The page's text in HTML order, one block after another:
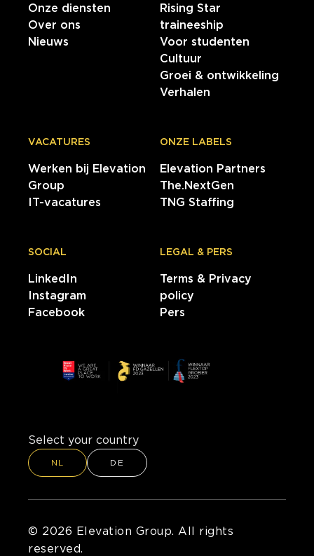
Onze diensten
Over ons
Nieuws
Rising Star
traineeship
Voor studenten
Cultuur
Groei & ontwikkeling
Verhalen
VACATURES
Werken bij Elevation
Group
IT-vacatures
ONZE LABELS
Elevation Partners
The.NextGen
TNG Staffing
SOCIAL
LinkedIn
Instagram
Facebook
LEGAL & PERS
Terms & Privacy
policy
Pers
Select your country
NL DE
© 2026 Elevation Group. All rights
reserved.